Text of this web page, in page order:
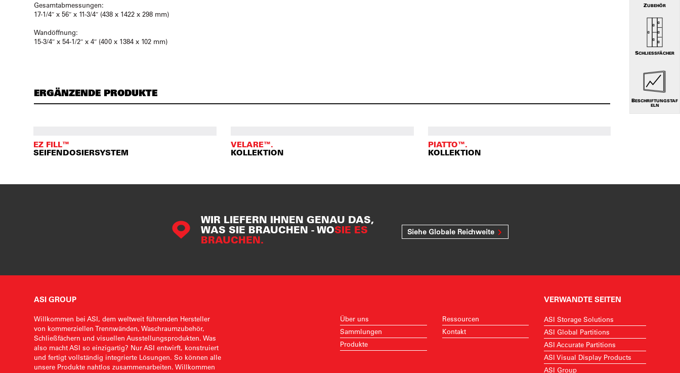
Gesamtabmessungen:
17-1/4″ x 56″ x 11-3/4″ (438 x 1422 x 298 mm)
Wandöffnung:
15-3/4″ x 54-1/2″ x 4″ (400 x 1384 x 102 mm)
ERGÄNZENDE PRODUKTE
EZ FILL™
SEIFENDOSIERSYSTEM
VELARE™.
KOLLEKTION
PIATTO™.
KOLLEKTION
WIR LIEFERN IHNEN GENAU DAS,
WAS SIE BRAUCHEN - WOSIE ES
BRAUCHEN.
Siehe Globale Reichweite
ZUBEHÖR
SCHLIESSFÄCHER
BESCHRIFTUNGSTAF
ELN
ASI GROUP
Willkommen bei ASI, dem weltweit führenden Hersteller
von kommerziellen Trennwänden, Waschraumzubehör,
Schließfächern und visuellen Ausstellungsprodukten. Was
also macht ASI so einzigartig? Nur ASI entwirft, konstruiert
und fertigt vollständig integrierte Lösungen. So können alle
unsere Produkte nahtlos zusammenarbeiten. Willkommen
Über uns
Sammlungen
Produkte
Ressourcen
Kontakt
VERWANDTE SEITEN
ASI Storage Solutions
ASI Global Partitions
ASI Accurate Partitions
ASI Visual Display Products
ASI Group